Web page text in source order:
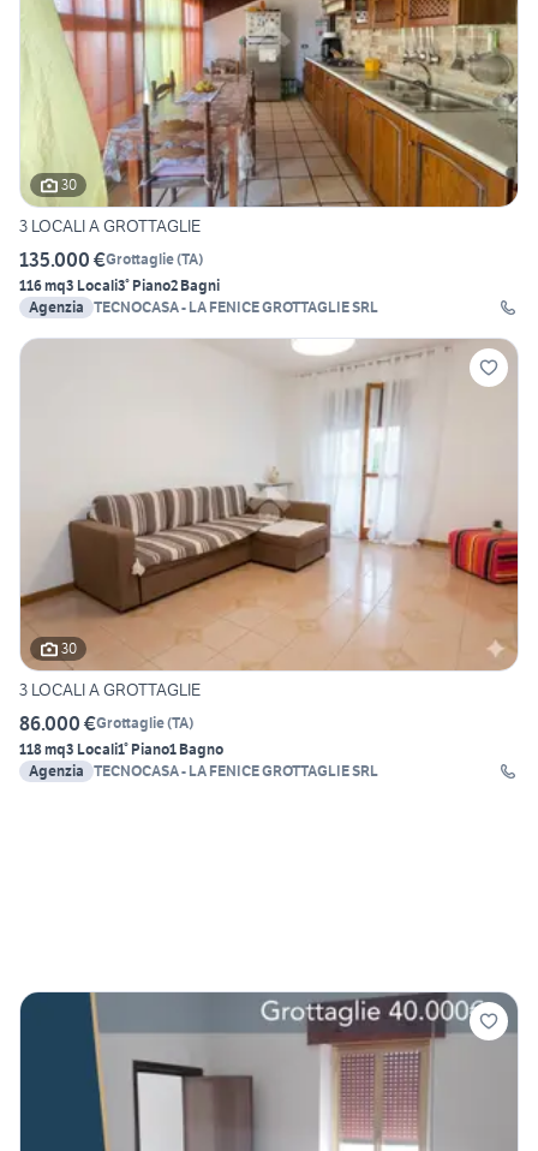
30
3 LOCALI A GROTTAGLIE
135.000 €Grottaglie(TA)
116 mq3 Locali3° Piano2 Bagni
Agenzia TECNOCASA - LA FENICE GROTTAGLIE SRL
30
3 LOCALI A GROTTAGLIE
86.000 €Grottaglie(TA)
118 mq3 Locali1° Piano1 Bagno
Agenzia TECNOCASA - LA FENICE GROTTAGLIE SRL